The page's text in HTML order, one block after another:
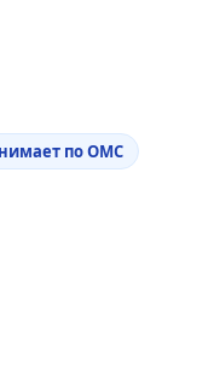
по ОМС